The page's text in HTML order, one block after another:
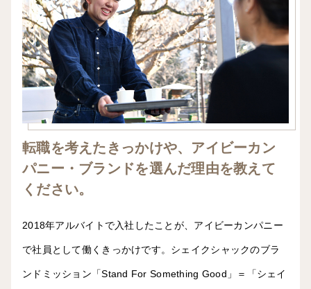
転職を考えたきっかけや、アイビーカン
パニー・ブランドを選んだ理由を教えて
ください。
2018年アルバイトで入社したことが、アイビーカンパニー
で社員として働くきっかけです。シェイクシャックのブラ
ンドミッション「Stand For Something Good」＝「シェイ